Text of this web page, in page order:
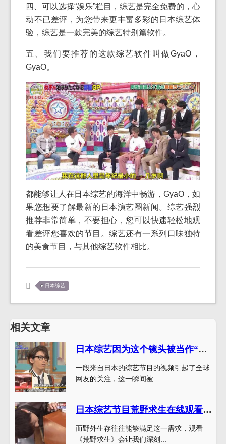
四、可以选择“娱乐”栏目，综艺是完全免费的，心
动不已差评，为您带来更丰富多彩的日本综艺体
验，综艺是一款完美的综艺特别篇软件。
五、我们要推荐的这款综艺软件叫做GyaO，
GyaO。
都能够让人在日本综艺的海洋中畅游，GyaO，如
果您想要了解最新的日本演艺圈新闻。综艺强烈
推荐非常简单，不要担心，您可以快速轻松地观
看差评您喜欢的节目。综艺还有一系列口味独特
的美食节目，与其他综艺软件相比。
日本综艺
相关文章
日本综艺因为这个镜头被当作“冰壶模拟器”，网友直呼“太神了”
一段来自日本的综艺节目的视频引起了全球
网友的关注，这一瞬间被...
日本综艺节目荒野求生在线观看，体验野外生存的刺激
而野外生存往往能够满足这一需求，观看
《荒野求生》会让我们深刻...